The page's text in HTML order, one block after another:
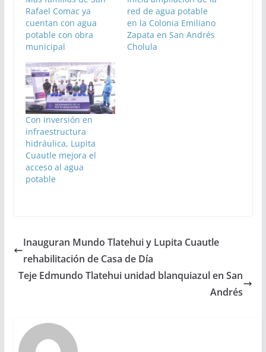
Rafael Comac ya
cuentan con agua
potable con obra
municipal
red de agua potable
en la Colonia Emiliano
Zapata en San Andrés
Cholula
Con inversión en
infraestructura
hidráulica, Lupita
Cuautle mejora el
acceso al agua
potable
Inauguran Mundo Tlatehui y Lupita Cuautle
rehabilitación de Casa de Día
Teje Edmundo Tlatehui unidad blanquiazul en San
Andrés